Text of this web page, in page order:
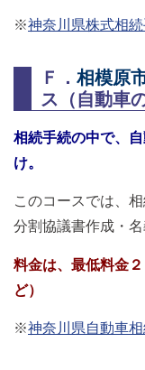
※神奈川県株式相
Ｆ． 相模原
ス（自動車
相続手続の中で、
け。
このコースでは、
分割協議書作成・
料金は、最低料金
ど）
※神奈川県自動車